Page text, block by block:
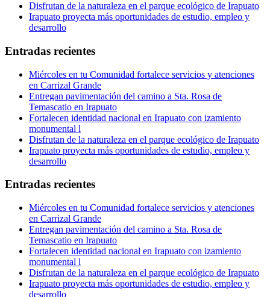
Disfrutan de la naturaleza en el parque ecológico de Irapuato
Irapuato proyecta más oportunidades de estudio, empleo y
desarrollo
Entradas recientes
Miércoles en tu Comunidad fortalece servicios y atenciones
en Carrizal Grande
Entregan pavimentación del camino a Sta. Rosa de
Temascatio en Irapuato
Fortalecen identidad nacional en Irapuato con izamiento
monumental l
Disfrutan de la naturaleza en el parque ecológico de Irapuato
Irapuato proyecta más oportunidades de estudio, empleo y
desarrollo
Entradas recientes
Miércoles en tu Comunidad fortalece servicios y atenciones
en Carrizal Grande
Entregan pavimentación del camino a Sta. Rosa de
Temascatio en Irapuato
Fortalecen identidad nacional en Irapuato con izamiento
monumental l
Disfrutan de la naturaleza en el parque ecológico de Irapuato
Irapuato proyecta más oportunidades de estudio, empleo y
desarrollo